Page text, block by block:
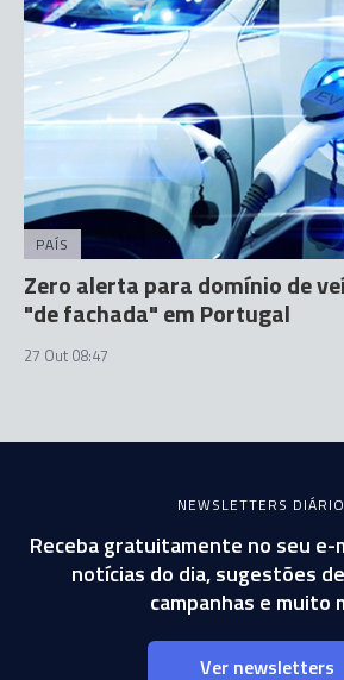
PAÍS
Zero alerta para domínio de
"de fachada" em Portugal
27 Out 08:47
NEWSLETTERS DIÁRIO
Receba gratuitamente no seu e-
notícias do dia, sugestões
campanhas e muito
Ver newsletters